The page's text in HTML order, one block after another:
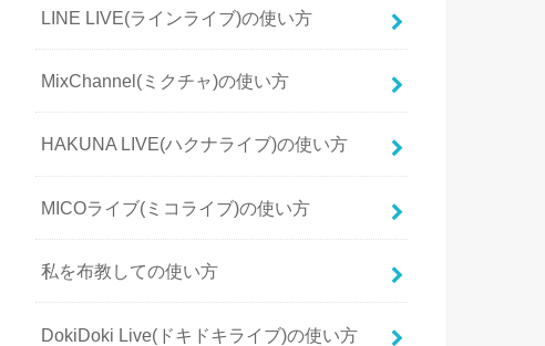
LINE LIVE(ラインライブ)の使い方
MixChannel(ミクチャ)の使い方
HAKUNA LIVE(ハクナライブ)の使い方
MICOライブ(ミコライブ)の使い方
私を布教しての使い方
DokiDoki Live(ドキドキライブ)の使い方